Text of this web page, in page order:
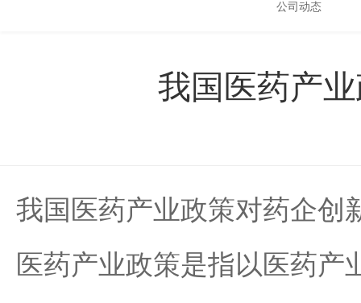
公司动态
我国医药产
我国医药产业政策对药企创
医药产业政策是指以医药产